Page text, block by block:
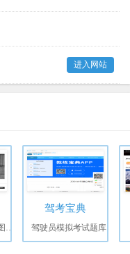
进入网站
驾考宝典
驾驶员模拟考试题库